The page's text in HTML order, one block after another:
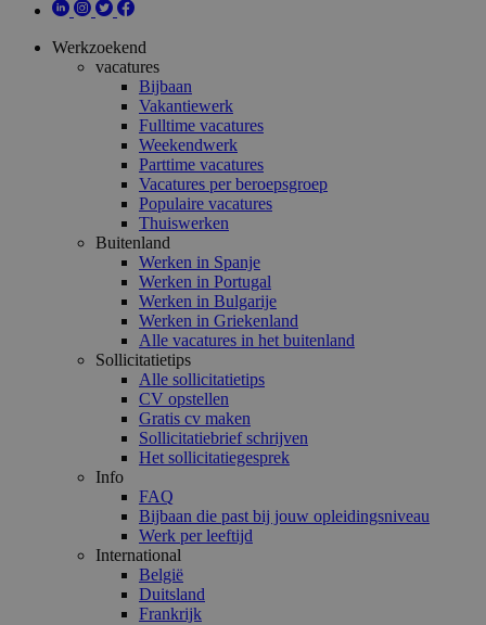
Werkzoekend
vacatures
Bijbaan
Vakantiewerk
Fulltime vacatures
Weekendwerk
Parttime vacatures
Vacatures per beroepsgroep
Populaire vacatures
Thuiswerken
Buitenland
Werken in Spanje
Werken in Portugal
Werken in Bulgarije
Werken in Griekenland
Alle vacatures in het buitenland
Sollicitatietips
Alle sollicitatietips
CV opstellen
Gratis cv maken
Sollicitatiebrief schrijven
Het sollicitatiegesprek
Info
FAQ
Bijbaan die past bij jouw opleidingsniveau
Werk per leeftijd
International
België
Duitsland
Frankrijk